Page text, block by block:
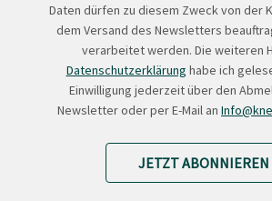
Daten dürfen zu diesem Zweck von der
dem Versand des Newsletters
verarbeitet werden. Die weiteren
Datenschutzerklärung habe ich
Einwilligung jederzeit über den
Newsletter oder per E-Mail an
JETZT ABONNIEREN